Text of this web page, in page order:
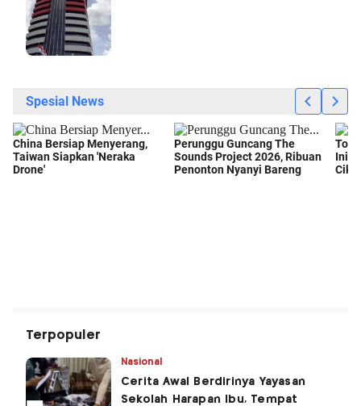
Terpopuler
Nasional
Cerita Awal Berdirinya Yayasan
Sekolah Harapan Ibu, Tempat